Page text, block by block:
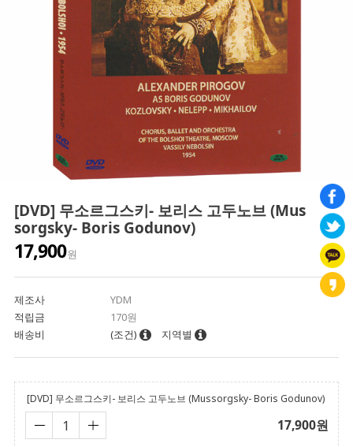
[DVD] 무소르그스키- 보리스 고두노브 (Mus
sorgsky- Boris Godunov)
17,900원
제조사
YDM
적립금
170원
배송비
(조건) 지역별
[DVD] 무소르그스키- 보리스 고두노브 (Mussorgsky- Boris Godunov)
17,900원